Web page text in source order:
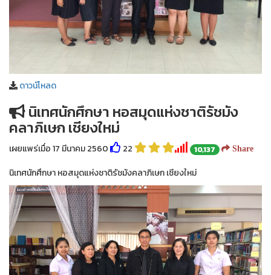
ดาวน์โหลด
นิเทศนักศึกษา หอสมุดแห่งชาติรัชมัง
คลาภิเษก เชียงใหม่
เผยแพร่เมื่อ 17 มีนาคม 2560 22 10,137 Share
นิเทศนักศึกษา หอสมุดแห่งชาติรัชมังคลาภิเษก เชียงใหม่